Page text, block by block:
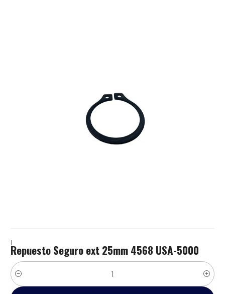
|
Repuesto Seguro ext 25mm 4568 USA-5000
Cantidad